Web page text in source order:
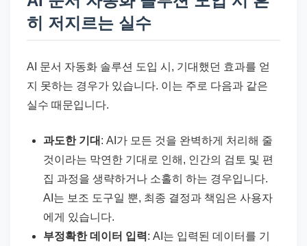
히 저지르는 실수
AI 문서 자동화 솔루션 도입 시, 기대했던 효과를 얻
지 못하는 경우가 있습니다. 이는 주로 다음과 같은
실수 때문입니다.
과도한 기대 : AI가 모든 것을 완벽하게 처리해 줄
것이라는 막연한 기대로 인해, 인간의 검토 및 편
집 과정을 생략하거나 소홀히 하는 경우입니다.
AI는 보조 도구일 뿐, 최종 결정과 책임은 사용자
에게 있습니다.
부정확한 데이터 입력 : AI는 입력된 데이터를 기